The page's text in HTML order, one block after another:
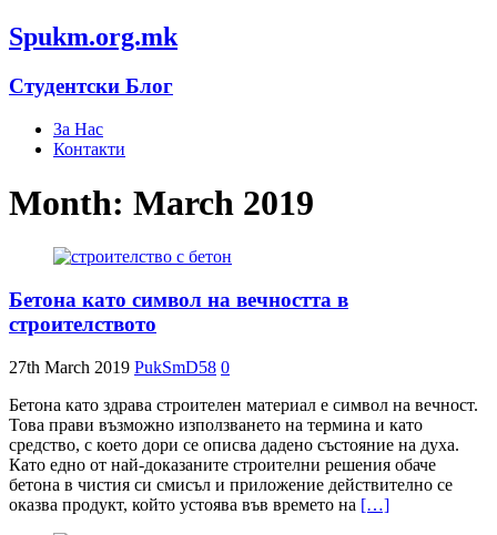
Spukm.org.mk
Студентски Блог
За Нас
Контакти
Month: March 2019
Бетона като символ на вечността в
строителството
27th March 2019 PukSmD58 0
Бетона като здрава строителен материал е символ на вечност.
Това прави възможно използването на термина и като
средство, с което дори се описва дадено състояние на духа.
Като едно от най-доказаните строителни решения обаче
бетона в чистия си смисъл и приложение действително се
оказва продукт, който устоява във времето на […]